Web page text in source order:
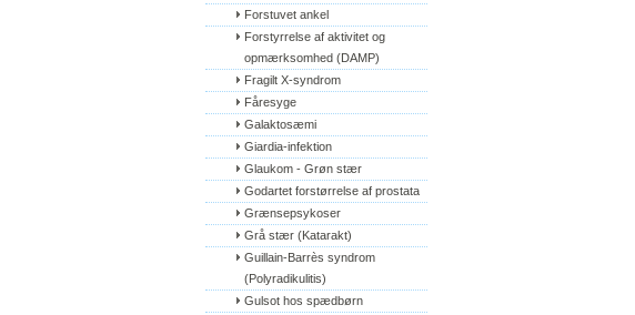
Forstuvet ankel
Forstyrrelse af aktivitet og
opmærksomhed (DAMP)
Fragilt X-syndrom
Fåresyge
Galaktosæmi
Giardia-infektion
Glaukom - Grøn stær
Godartet forstørrelse af prostata
Grænsepsykoser
Grå stær (Katarakt)
Guillain-Barrès syndrom
(Polyradikulitis)
Gulsot hos spædbørn